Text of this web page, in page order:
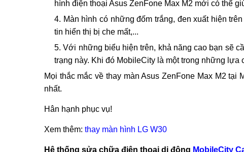
Màn hình Asus ZenFone Max M2 xuất hiện
ảnh hiển thị không được đảm bảo, ảnh hưởng đến
Tình trạng màn hình điện thoại xuất hiện những
thị chữ bị mờ cũng là một biểu hiện khiến người
Màn hình điện thoại Asus ZenFone Max M2 bị
chuông có người gọi. Đây là hiện tượng "chết màn
hình điện thoại Asus ZenFone Max M2 mới có thể
tin hiển thị bị che mất,...
Với những biểu hiện trên, khả năng cao bạn sẽ
trạng này. Khi đó MobileCity là một trong những lựa